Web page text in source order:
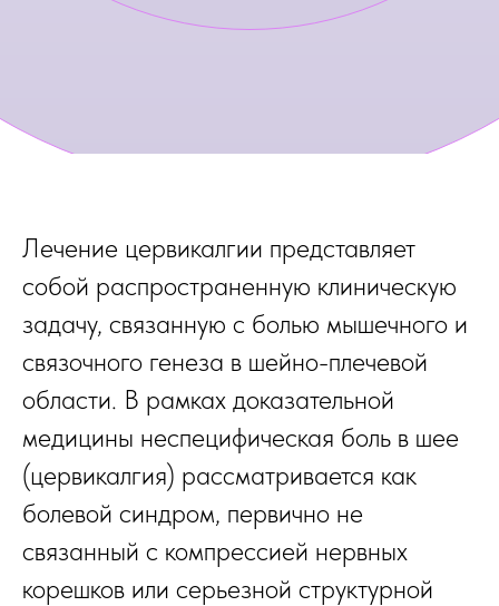
Лечение цервикалгии представляет
собой распространенную клиническую
задачу, связанную с болью мышечного и
связочного генеза в шейно-плечевой
области. В рамках доказательной
медицины неспецифическая боль в шее
(цервикалгия) рассматривается как
болевой синдром, первично не
связанный с компрессией нервных
корешков или серьезной структурной